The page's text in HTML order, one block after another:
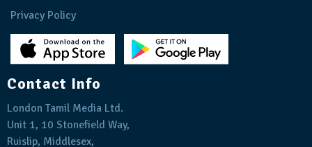
Privacy Policy
Contact Info
London Tamil Media Ltd.
Unit 1, 10 Stonefield Way,
Ruislip, Middlesex,